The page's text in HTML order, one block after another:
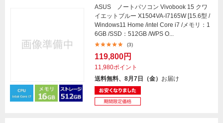
ASUS ノートパソコン Vivobook 15 クワ
イエットブルー X1504VA-I7165W [15.6型 /
Windows11 Home /intel Core i7 /メモリ：1
6GB /SSD：512GB /WPS O...
(3)
119,800円
11,980ポイント
送料無料、8月7日（金） お届け